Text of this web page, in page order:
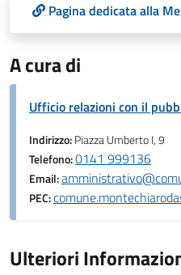
Pagina dedicata alla
A cura di
Ufficio relazioni con il
Indirizzo:Piazza Umberto I, 9
Telefono:0141 999136
Email:
PEC:
Ulteriori